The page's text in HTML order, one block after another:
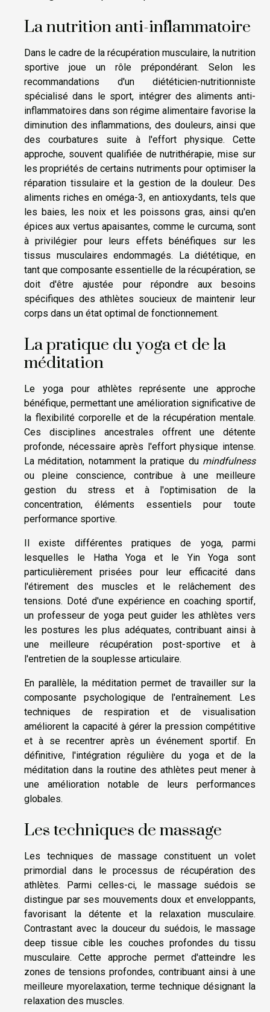
La nutrition anti-inflammatoire
Dans le cadre de la récupération musculaire, la nutrition
sportive joue un rôle prépondérant. Selon les
recommandations d'un diététicien-nutritionniste
spécialisé dans le sport, intégrer des aliments anti-
inflammatoires dans son régime alimentaire favorise la
diminution des inflammations, des douleurs, ainsi que
des courbatures suite à l'effort physique. Cette
approche, souvent qualifiée de nutrithérapie, mise sur
les propriétés de certains nutriments pour optimiser la
réparation tissulaire et la gestion de la douleur. Des
aliments riches en oméga-3, en antioxydants, tels que
les baies, les noix et les poissons gras, ainsi qu'en
épices aux vertus apaisantes, comme le curcuma, sont
à privilégier pour leurs effets bénéfiques sur les
tissus musculaires endommagés. La diététique, en
tant que composante essentielle de la récupération, se
doit d'être ajustée pour répondre aux besoins
spécifiques des athlètes soucieux de maintenir leur
corps dans un état optimal de fonctionnement.
La pratique du yoga et de la
méditation
Le yoga pour athlètes représente une approche
bénéfique, permettant une amélioration significative de
la flexibilité corporelle et de la récupération mentale.
Ces disciplines ancestrales offrent une détente
profonde, nécessaire après l'effort physique intense.
La méditation, notamment la pratique du mindfulness
ou pleine conscience, contribue à une meilleure
gestion du stress et à l'optimisation de la
concentration, éléments essentiels pour toute
performance sportive.
Il existe différentes pratiques de yoga, parmi
lesquelles le Hatha Yoga et le Yin Yoga sont
particulièrement prisées pour leur efficacité dans
l'étirement des muscles et le relâchement des
tensions. Doté d'une expérience en coaching sportif,
un professeur de yoga peut guider les athlètes vers
les postures les plus adéquates, contribuant ainsi à
une meilleure récupération post-sportive et à
l'entretien de la souplesse articulaire.
En parallèle, la méditation permet de travailler sur la
composante psychologique de l'entraînement. Les
techniques de respiration et de visualisation
améliorent la capacité à gérer la pression compétitive
et à se recentrer après un événement sportif. En
définitive, l'intégration régulière du yoga et de la
méditation dans la routine des athlètes peut mener à
une amélioration notable de leurs performances
globales.
Les techniques de massage
Les techniques de massage constituent un volet
primordial dans le processus de récupération des
athlètes. Parmi celles-ci, le massage suédois se
distingue par ses mouvements doux et enveloppants,
favorisant la détente et la relaxation musculaire.
Contrastant avec la douceur du suédois, le massage
deep tissue cible les couches profondes du tissu
musculaire. Cette approche permet d'atteindre les
zones de tensions profondes, contribuant ainsi à une
meilleure myorelaxation, terme technique désignant la
relaxation des muscles.